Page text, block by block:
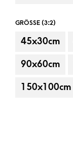
GRÖSSE (3:2)
45x30cm
90x60cm
150x100cm